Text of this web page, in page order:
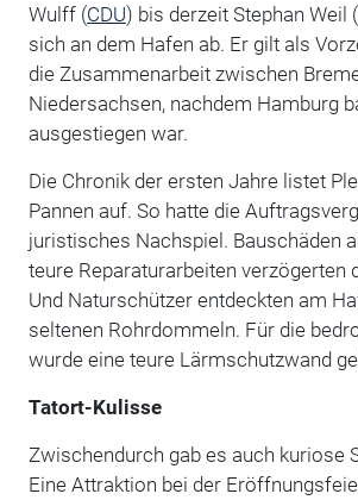
Wulff (CDU) bis derzeit Stephan Weil
sich an dem Hafen ab. Er gilt als
die Zusammenarbeit zwischen
Niedersachsen, nachdem Hamburg
ausgestiegen war.
Die Chronik der ersten Jahre listet
Pannen auf. So hatte die
juristisches Nachspiel. Bauschäden
teure Reparaturarbeiten verzögerten
Und Naturschützer entdeckten am
seltenen Rohrdommeln. Für die
wurde eine teure Lärmschutzwand
Tatort-Kulisse
Zwischendurch gab es auch kuriose
Eine Attraktion bei der